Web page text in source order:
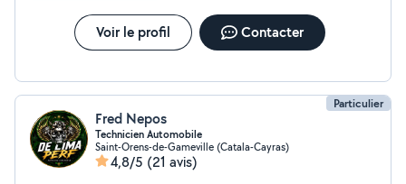
Voir le profil Contacter
Particulier
Fred Nepos
Technicien Automobile
Saint-Orens-de-Gameville (Catala-Cayras)
4,8/5 (21 avis)